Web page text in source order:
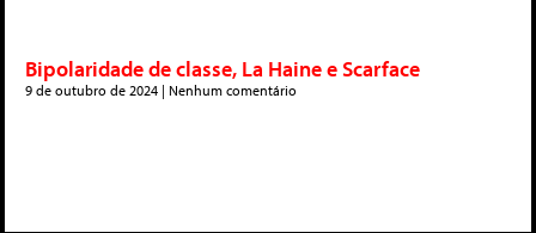
Bipolaridade de classe, La Haine e Scarface
9 de outubro de 2024 Nenhum comentário